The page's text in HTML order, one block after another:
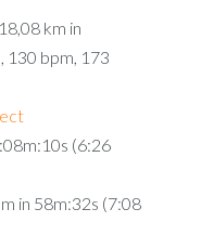
km in
130 bpm, 173
(6:26
in 58m:32s (7:08